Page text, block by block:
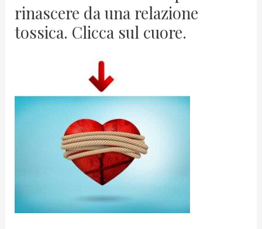
rinascere da una relazione
tossica. Clicca sul cuore.